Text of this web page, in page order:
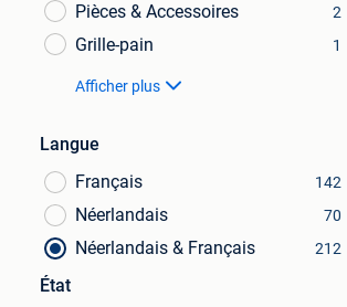
Pièces & Accessoires 2
Grille-pain 1
Afficher plus
Langue
Français
142
Néerlandais 70
Néerlandais & Français 212
État